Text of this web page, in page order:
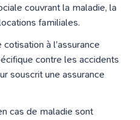
couvrant la maladie, la
familiales.
à l’assurance
contre les accidents
souscrit une assurance
cas de maladie sont